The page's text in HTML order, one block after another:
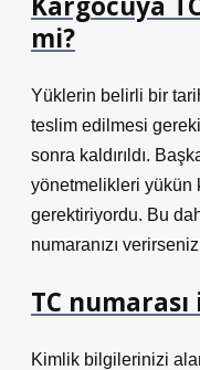
mi?
Yüklerin belirli bir
teslim edilmesi
sonra kaldırıldı.
yönetmelikleri yükün
gerektiriyordu. Bu
numaranızı
TC numarası
Kimlik bilgilerinizi